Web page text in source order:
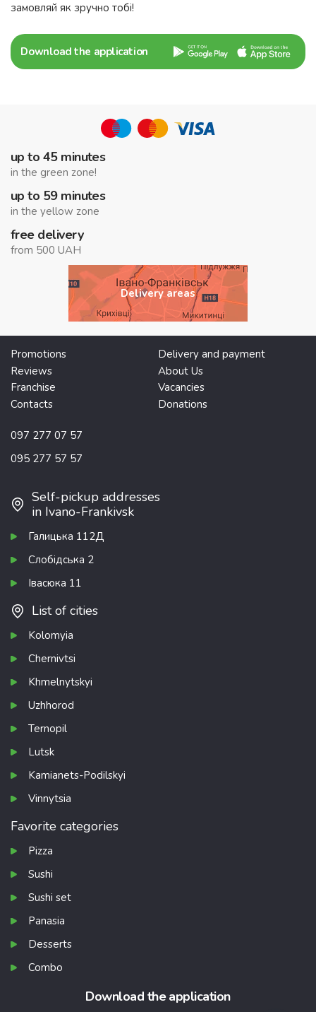
замовляй як зручно тобі!
Download the application
up to 45 minutes
in the green zone!
up to 59 minutes
in the yellow zone
free delivery
from 500 UAH
Delivery areas
Promotions
Delivery and payment
Reviews
About Us
Franchise
Vacancies
Contacts
Donations
097 277 07 57
095 277 57 57
Self-pickup addresses
in Ivano-Frankivsk
Галицька 112Д
Слобідська 2
Івасюка 11
List of cities
Kolomyia
Chernivtsi
Khmelnytskyi
Uzhhorod
Ternopil
Lutsk
Kamianets-Podilskyi
Vinnytsia
Favorite categories
Pizza
Sushi
Sushi set
Panasia
Desserts
Combo
Download the application